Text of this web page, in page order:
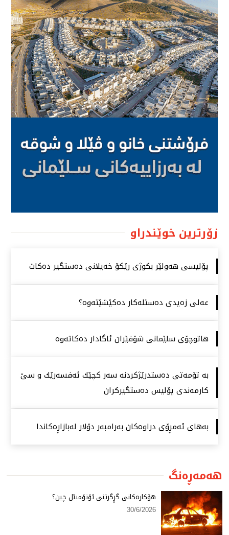
زۆرترین خوێندراو
پۆلیسی هەولێر بكوژی رێكۆ خەیلانی دەستگیر دەكات
عەلی زەیدی دەستلەكار دەكێشێتەوە؟
هاتوچۆی سلێمانی شۆفێران ئاگادار دەكاتەوە
بە تۆمەتی دەستدرێژكردنە سەر كچێك ئەفسەرێك و سێ
كارمەندی پۆلیس دەستگیركران
بەهای ئەمڕۆی دراوەكان بەرامبەر دۆلار لەبازاڕەكاندا
هەمەڕەنگ
هۆكارەكانی گڕگرتنی ئۆتۆمبێل چین؟
30/6/2026